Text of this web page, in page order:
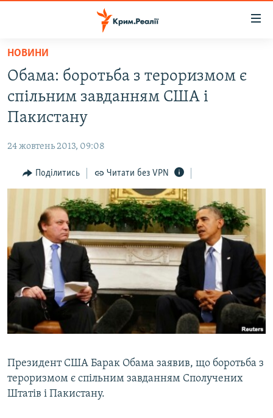
Перейти
основного
матеріалу
Перейти
до
основної
Перейти
до
НОВИНИ
ВІДЕО ТА ФОТО
БЛОГИ
ПОГЛЯД
ВСЕ ЗА ДЕНЬ
СПЕЦПРОЕКТИ
ДЕПОРТАЦІЯ
ВІДЕОУРОКИ «ELIFBE»
СВІДЧЕННЯ ОКУПАЦІЇ
УКРАЇНСЬКА ПРОБЛЕМА КРИМУ
ЯК ОБІЙТИ БЛОКУВАННЯ
Русский
Qırımtatar
НОВИНИ
Обама: боротьба з тероризмом є
спільним завданням США і
Пакистану
24 жовтень 2013, 09:08
Поділитись Читати без VPN
Президент США Барак Обама заявив, що боротьба з
тероризмом є спільним завданням Сполучених
Штатів і Пакистану.